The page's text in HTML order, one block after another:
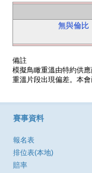
無與倫比
備註
模擬鳥瞰重溫由特約供
重溫片段出現偏差。本
賽事資料
報名表
排位表(本地)
賠率